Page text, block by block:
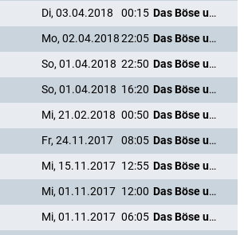
Di, 03.04.2018 00:15
Das Böse unter der Sonne
Mo, 02.04.201822:05
Das Böse unter der Sonne
So, 01.04.2018 22:50
Das Böse unter der Sonne
So, 01.04.2018 16:20
Das Böse unter der Sonne
Mi, 21.02.2018 00:50
Das Böse unter der Sonne
Fr, 24.11.2017 08:05
Das Böse unter der Sonne
Mi, 15.11.2017 12:55
Das Böse unter der Sonne
Mi, 01.11.2017 12:00
Das Böse unter der Sonne
Mi, 01.11.2017 06:05
Das Böse unter der Sonne